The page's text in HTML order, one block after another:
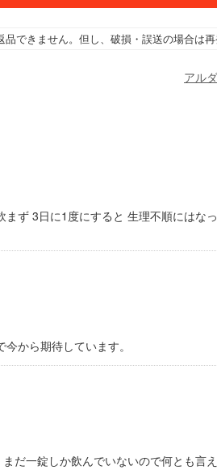
品できません。但し、破損・誤送の場合は
アル
ず 3日に1度にすると 生理不順にはな
から期待しています。
だ一錠しか飲んでいないので何とも言